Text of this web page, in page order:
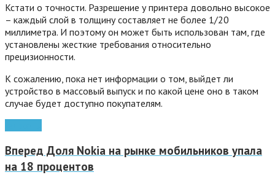
Кстати о точности. Разрешение у принтера довольно высокое
– каждый слой в толщину составляет не более 1/20
миллиметра. И поэтому он может быть использован там, где
установлены жесткие требования относительно
прецизионности.
К сожалению, пока нет информации о том, выйдет ли
устройство в массовый выпуск и по какой цене оно в таком
случае будет доступно покупателям.
Вперед Доля Nokia на рынке мобильников упала
на 18 процентов